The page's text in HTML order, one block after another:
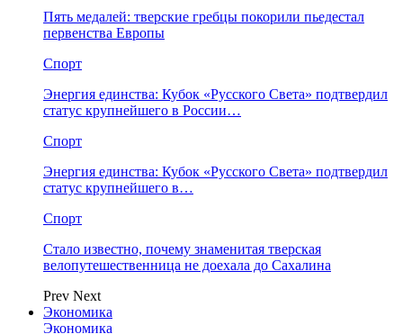
Пять медалей: тверские гребцы покорили пьедестал
первенства Европы
Спорт
Энергия единства: Кубок «Русского Света» подтвердил
статус крупнейшего в России…
Спорт
Энергия единства: Кубок «Русского Света» подтвердил
статус крупнейшего в…
Спорт
Стало известно, почему знаменитая тверская
велопутешественница не доехала до Сахалина
Prev Next
Экономика
Экономика